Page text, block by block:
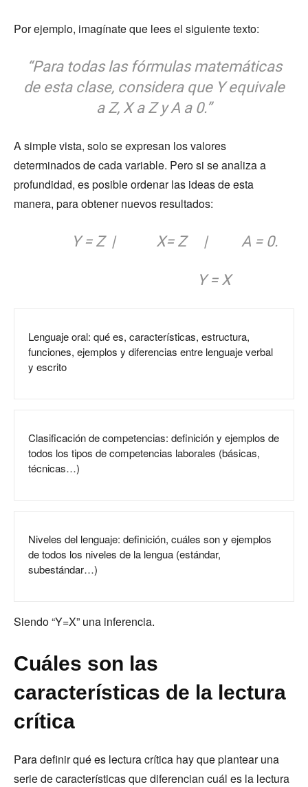
Por ejemplo, imagínate que lees el siguiente texto:
“Para todas las fórmulas matemáticas
de esta clase, considera que Y equivale
a Z, X a Z y A a 0.”
A simple vista, solo se expresan los valores
determinados de cada variable. Pero si se analiza a
profundidad, es posible ordenar las ideas de esta
manera, para obtener nuevos resultados:
Y = Z | X= Z | A = 0.
Y = X
Lenguaje oral: qué es, características, estructura,
funciones, ejemplos y diferencias entre lenguaje verbal
y escrito
Clasificación de competencias: definición y ejemplos de
todos los tipos de competencias laborales (básicas,
técnicas…)
Niveles del lenguaje: definición, cuáles son y ejemplos
de todos los niveles de la lengua (estándar,
subestándar…)
Siendo “Y=X” una inferencia.
Cuáles son las
características de la lectura
crítica
Para definir qué es lectura crítica hay que plantear una
serie de características que diferencian cuál es la lectura